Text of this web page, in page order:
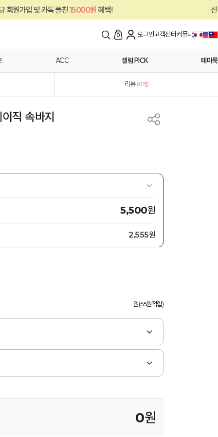
플친15000원혜택! 신규 회원가입 및
0 로그인고객센터커뮤니티
ACC 셀럽 PICK 테마룩
리뷰 (0개)
직 속바지
5,500원
2,555원
원(55원적립)
0원